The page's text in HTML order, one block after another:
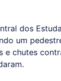
dos
um
e chutes